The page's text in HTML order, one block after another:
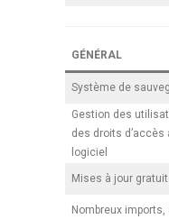
GÉNÉRAL
Système de
Gestion des
des droits
logiciel
Mises à jour
Nombreux